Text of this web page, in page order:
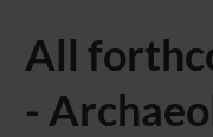
All
-